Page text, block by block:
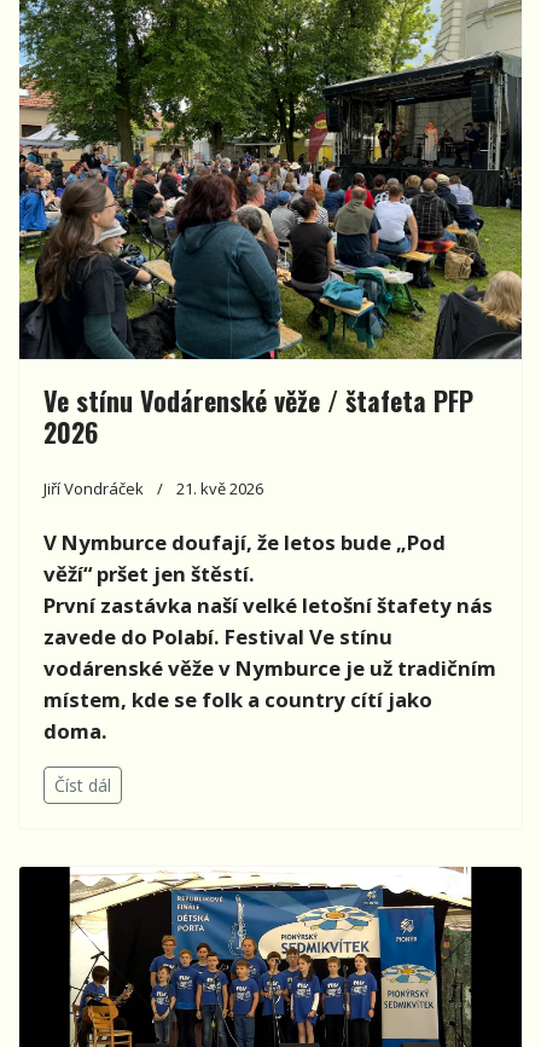
Ve stínu Vodárenské věže / štafeta PFP
2026
Jiří Vondráček 21. kvě 2026
V Nymburce doufají, že letos bude „Pod
věží“ pršet jen štěstí.
První zastávka naší velké letošní štafety nás
zavede do Polabí. Festival Ve stínu
vodárenské věže v Nymburce je už tradičním
místem, kde se folk a country cítí jako
doma.
Číst dál